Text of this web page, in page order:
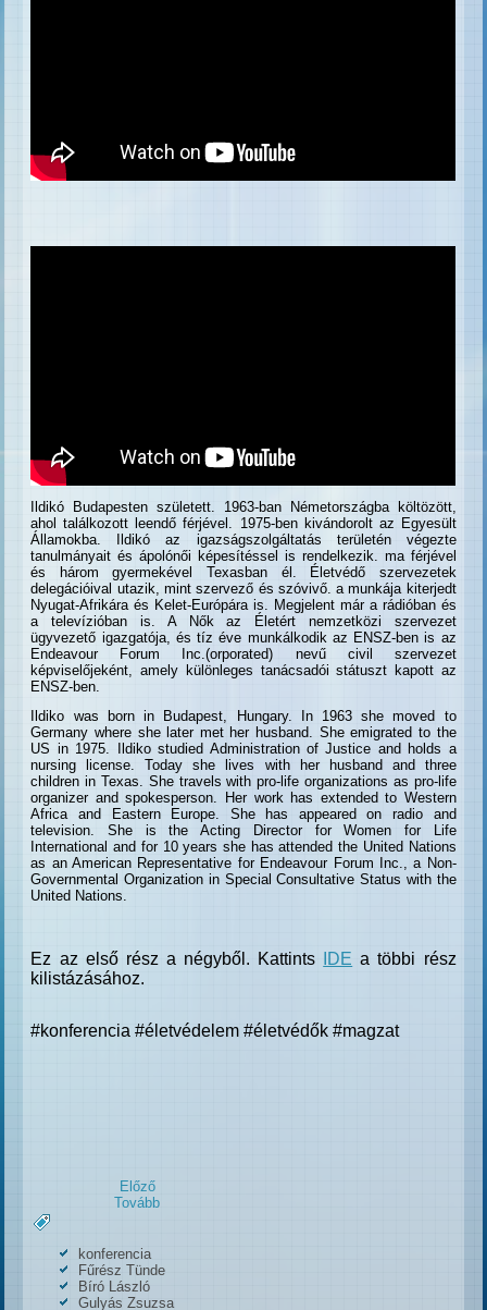
Ildikó Budapesten született. 1963-ban Németországba költözött,
ahol találkozott leendő férjével. 1975-ben kivándorolt az Egyesült
Államokba. Ildikó az igazságszolgáltatás területén végezte
tanulmányait és ápolónői képesítéssel is rendelkezik. ma férjével
és három gyermekével Texasban él. Életvédő szervezetek
delegációival utazik, mint szervező és szóvivő. a munkája kiterjedt
Nyugat-Afrikára és Kelet-Európára is. Megjelent már a rádióban és
a televízióban is. A Nők az Életért nemzetközi szervezet
ügyvezető igazgatója, és tíz éve munkálkodik az ENSZ-ben is az
Endeavour Forum Inc.(orporated) nevű civil szervezet
képviselőjeként, amely különleges tanácsadói státuszt kapott az
ENSZ-ben.
Ildiko was born in Budapest, Hungary. In 1963 she moved to
Germany where she later met her husband. She emigrated to the
US in 1975. Ildiko studied Administration of Justice and holds a
nursing license. Today she lives with her husband and three
children in Texas. She travels with pro-life organizations as pro-life
organizer and spokesperson. Her work has extended to Western
Africa and Eastern Europe. She has appeared on radio and
television. She is the Acting Director for Women for Life
International and for 10 years she has attended the United Nations
as an American Representative for Endeavour Forum Inc., a Non-
Governmental Organization in Special Consultative Status with the
United Nations.
Ez az első rész a négyből. Kattints IDE a többi rész
kilistázásához.
#konferencia #életvédelem #életvédők #magzat
Előző
Tovább
konferencia
Fűrész Tünde
Bíró László
Gulyás Zsuzsa